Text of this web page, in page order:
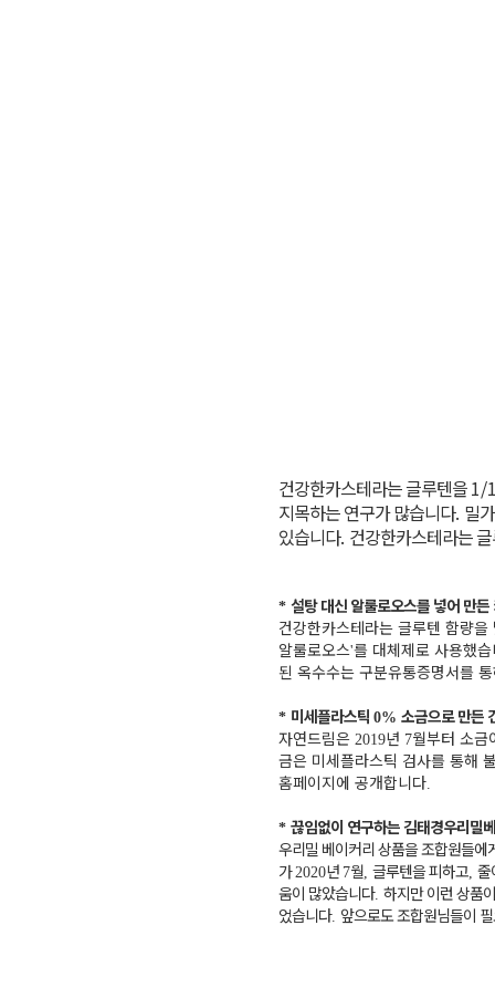
건강한카스테라는 글루텐을1/
지목하는 연구가 많습니다. 밀
있습니다. 건강한카스테라는
* 설탕 대신 알룰로오스를 넣어 만든
건강한카스테라는 글루텐 함량
알룰로오스'를 대체제로 사용했
된 옥수수는 구분유통증명서를
* 미세플라스틱 0% 소금으로 만든
자연드림은 2019년 7월부터 소
금은 미세플라스틱 검사를 통해
홈페이지에 공개합니다.
* 끊임없이 연구하는 김태경우리밀
우리밀 베이커리 상품을 조합원들
가2020년 7월, 글루텐을 피하고, 줄
움이 많았습니다. 하지만 이런 상품
었습니다. 앞으로도 조합원님들이